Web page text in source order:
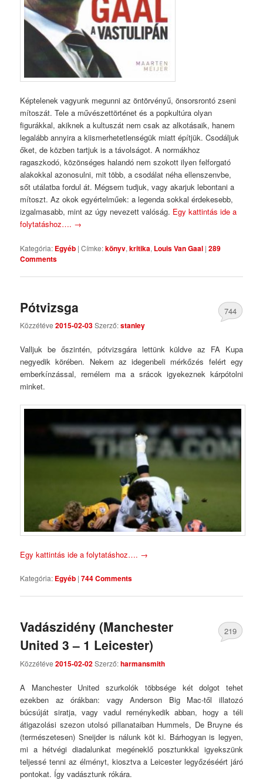
Képtelenek vagyunk megunni az öntörvényű, önsorsrontó zseni
mítoszát. Tele a művészettörténet és a popkultúra olyan
figurákkal, akiknek a kultuszát nem csak az alkotásaik, hanem
legalább annyira a kiismerhetetlenségük miatt építjük. Csodáljuk
őket, de közben tartjuk is a távolságot. A normákhoz
ragaszkodó, közönséges halandó nem szokott ilyen felforgató
alakokkal azonosulni, mit több, a csodálat néha ellenszenvbe,
sőt utálatba fordul át. Mégsem tudjuk, vagy akarjuk lebontani a
mítoszt. Az okok egyértelműek: a legenda sokkal érdekesebb,
izgalmasabb, mint az úgy nevezett valóság. Egy kattintás ide a
folytatáshoz…. →
Kategória: Egyéb |Címke:könyv,kritika, Louis Van Gaal |289
Comments
Pótvizsga
Közzétéve2015-02-03Szerző:stanley
744
Valljuk be őszintén, pótvizsgára lettünk küldve az FA Kupa
negyedik körében. Nekem az idegenbeli mérkőzés felért egy
emberkínzással, remélem ma a srácok igyekeznek kárpótolni
minket.
Egy kattintás ide a folytatáshoz…. →
Kategória: Egyéb |744 Comments
Vadászidény (Manchester
United 3 – 1 Leicester)
Közzétéve2015-02-02Szerző:harmansmith
219
A Manchester United szurkolók többsége két dolgot tehet
ezekben az órákban: vagy Anderson Big Mac-től illatozó
búcsúját siratja, vagy vadul reménykedik abban, hogy a téli
átigazolási szezon utolsó pillanataiban Hummels, De Bruyne és
(természetesen) Sneijder is nálunk köt ki. Bárhogyan is legyen,
mi a hétvégi diadalunkat megéneklő posztunkkal igyekszünk
teljessé tenni az élményt, kiosztva a Leicester legyőzéséért járó
pontokat. Így vadásztunk rókára.